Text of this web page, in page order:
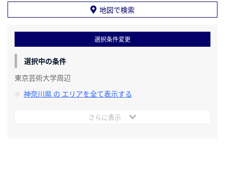
地図で検索
選択条件変更
選択中の条件
東京芸術大学周辺
神奈川県 の エリアを全て表示する
さらに表示